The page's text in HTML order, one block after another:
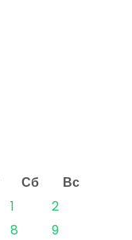
Сб
Вс
1
2
8
9